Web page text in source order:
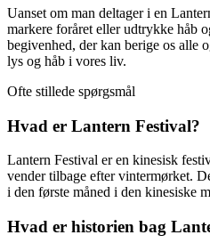
Uanset om man deltager i en
markere foråret eller udtrykke håb
begivenhed, der kan berige os alle
lys og håb i vores liv.
Ofte stillede spørgsmål
Hvad er Lantern Festival?
Lantern Festival er en kinesisk
vender tilbage efter vintermørket.
i den første måned i den kinesiske
Hvad er historien bag